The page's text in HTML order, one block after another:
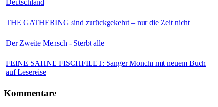
Deutschland
THE GATHERING sind zurückgekehrt – nur die Zeit nicht
Der Zweite Mensch - Sterbt alle
FEINE SAHNE FISCHFILET: Sänger Monchi mit neuem Buch
auf Lesereise
Kommentare